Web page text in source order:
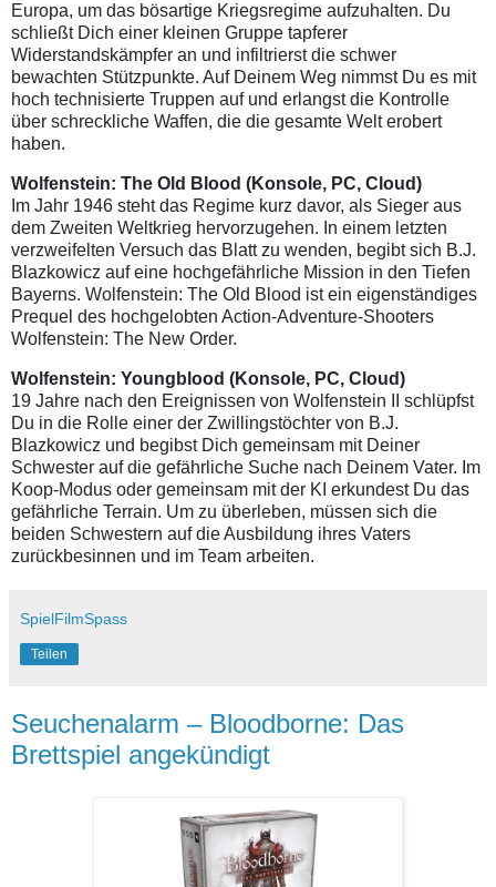
Europa, um das bösartige Kriegsregime aufzuhalten. Du
schließt Dich einer kleinen Gruppe tapferer
Widerstandskämpfer an und infiltrierst die schwer
bewachten Stützpunkte. Auf Deinem Weg nimmst Du es mit
hoch technisierte Truppen auf und erlangst die Kontrolle
über schreckliche Waffen, die die gesamte Welt erobert
haben.
Wolfenstein: The Old Blood (Konsole, PC, Cloud)
Im Jahr 1946 steht das Regime kurz davor, als Sieger aus
dem Zweiten Weltkrieg hervorzugehen. In einem letzten
verzweifelten Versuch das Blatt zu wenden, begibt sich B.J.
Blazkowicz auf eine hochgefährliche Mission in den Tiefen
Bayerns. Wolfenstein: The Old Blood ist ein eigenständiges
Prequel des hochgelobten Action-Adventure-Shooters
Wolfenstein: The New Order.
Wolfenstein: Youngblood (Konsole, PC, Cloud)
19 Jahre nach den Ereignissen von Wolfenstein II schlüpfst
Du in die Rolle einer der Zwillingstöchter von B.J.
Blazkowicz und begibst Dich gemeinsam mit Deiner
Schwester auf die gefährliche Suche nach Deinem Vater. Im
Koop-Modus oder gemeinsam mit der KI erkundest Du das
gefährliche Terrain. Um zu überleben, müssen sich die
beiden Schwestern auf die Ausbildung ihres Vaters
zurückbesinnen und im Team arbeiten.
SpielFilmSpass
Teilen
Seuchenalarm – Bloodborne: Das
Brettspiel angekündigt